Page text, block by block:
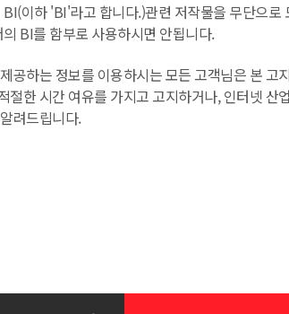
이하 'BI'라고 합니다.)관련 저작물을 무단으
BI를 함부로 사용하시면 안됩니다.
공하는 정보를 이용하시는 모든 고객님은 본
절한 시간 여유를 가지고 고지하거나, 인터넷
려드립니다.